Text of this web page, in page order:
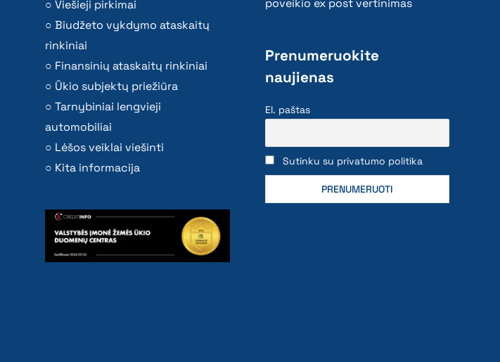
Viešieji pirkimai
Biudžeto vykdymo ataskaitų
rinkiniai
Finansinių ataskaitų rinkiniai
Ūkio subjektų priežiūra
Tarnybiniai lengvieji
automobiliai
Lėšos veiklai viešinti
Kita informacija
poveikio ex post vertinimas
Prenumeruokite
naujienas
El. paštas
Sutinku su privatumo politika